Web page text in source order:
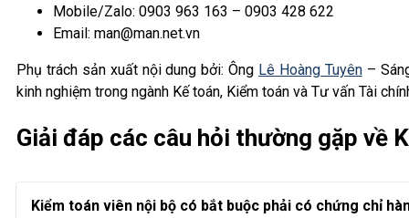
Mobile/Zalo: 0903 963 163 – 0903 428 622
Email: man@man.net.vn
Phụ trách sản xuất nội dung bởi: Ông Lê Hoàng Tuyên–
kinh nghiệm trong ngành Kế toán, Kiểm toán và Tư vấn Tài
Giải đáp các câu hỏi thường gặp về
Kiểm toán viên nội bộ có bắt buộc phải có chứng chỉ